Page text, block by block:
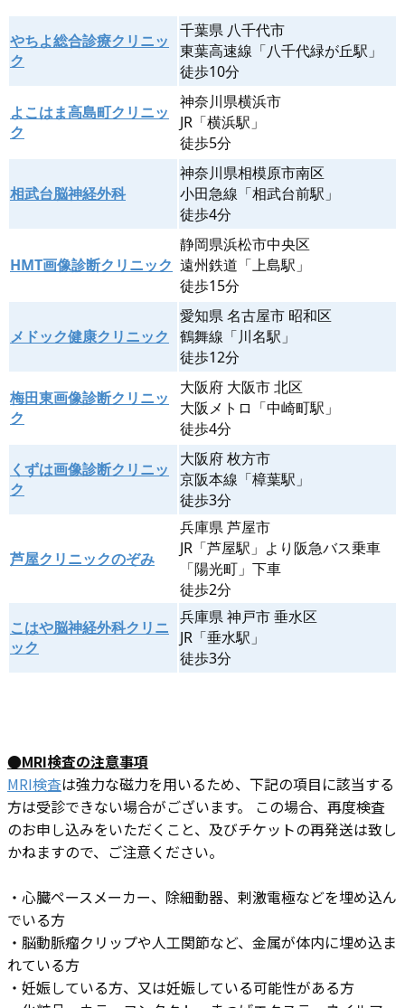
やちよ総合診療クリニッ
ク
千葉県 八千代市
東葉高速線「八千代緑が丘駅」
徒歩10分
よこはま高島町クリニッ
ク
神奈川県横浜市
JR「横浜駅」
徒歩5分
相武台脳神経外科
神奈川県相模原市南区
小田急線「相武台前駅」
徒歩4分
HMT画像診断クリニック
静岡県浜松市中央区
遠州鉄道「上島駅」
徒歩15分
メドック健康クリニック
愛知県 名古屋市 昭和区
鶴舞線「川名駅」
徒歩12分
梅田東画像診断クリニッ
ク
大阪府 大阪市 北区
大阪メトロ「中崎町駅」
徒歩4分
くずは画像診断クリニッ
ク
大阪府 枚方市
京阪本線「樟葉駅」
徒歩3分
芦屋クリニックのぞみ
兵庫県 芦屋市
JR「芦屋駅」より阪急バス乗車
「陽光町」下車
徒歩2分
こはや脳神経外科クリニ
ック
兵庫県 神戸市 垂水区
JR「垂水駅」
徒歩3分
●MRI検査の注意事項
MRI検査は強力な磁力を用いるため、下記の項目に該当する
方は受診できない場合がございます。 この場合、再度検査
のお申し込みをいただくこと、及びチケットの再発送は致し
かねますので、ご注意ください。
・心臓ペースメーカー、除細動器、剌激電極などを埋め込ん
でいる方
・脳動脈瘤クリップや人工関節など、金属が体内に埋め込ま
れている方
・妊娠している方、又は妊娠している可能性がある方